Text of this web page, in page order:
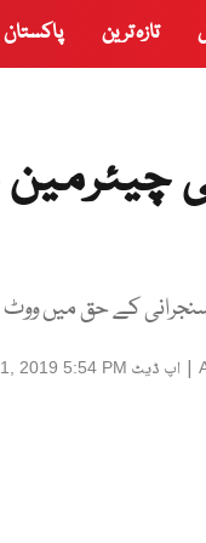
تازہ ترین پاکستان
| اپ ڈیٹ 2019 5:54 PM